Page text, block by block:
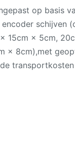
op basis
schijven
15cm × 5cm,
× 8cm),met